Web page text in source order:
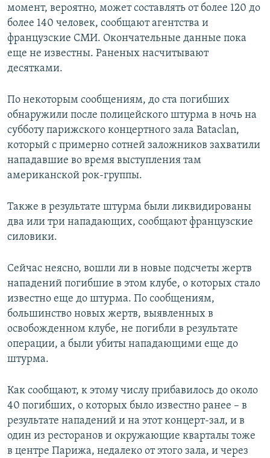
момент, вероятно, может составлять от более 120 до
более 140 человек, сообщают агентства и
французские СМИ. Окончательные данные пока
еще не известны. Раненых насчитывают
десятками.
По некоторым сообщениям, до ста погибших
обнаружили после полицейского штурма в ночь на
субботу парижского концертного зала Bataclan,
который с примерно сотней заложников захватили
нападавшие во время выступления там
американской рок-группы.
Также в результате штурма были ликвидированы
два или три нападающих, сообщают французские
силовики.
Сейчас неясно, вошли ли в новые подсчеты жертв
нападений погибшие в этом клубе, о которых стало
известно еще до штурма. По сообщениям,
большинство новых жертв, выявленных в
освобожденном клубе, не погибли в результате
операции, а были убиты нападающими еще до
штурма.
Как сообщают, к этому числу прибавилось до около
40 погибших, о которых было известно ранее – в
результате нападений и на этот концерт-зал, и в
один из ресторанов и окружающие кварталы тоже
в центре Парижа, недалеко от этого зала, и через